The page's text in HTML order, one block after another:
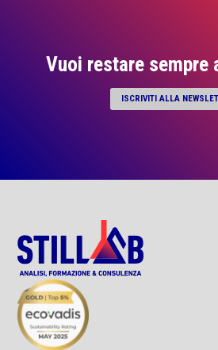
Vuoi restare sempre
ISCRIVITI ALLA